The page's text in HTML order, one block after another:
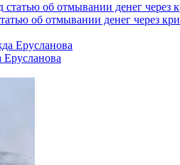
об отмывании денег через
Ерусланова